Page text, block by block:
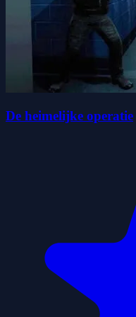
De heimelijke operatie